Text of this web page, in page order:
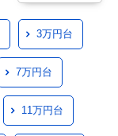
3万円台
7万円台
11万円台